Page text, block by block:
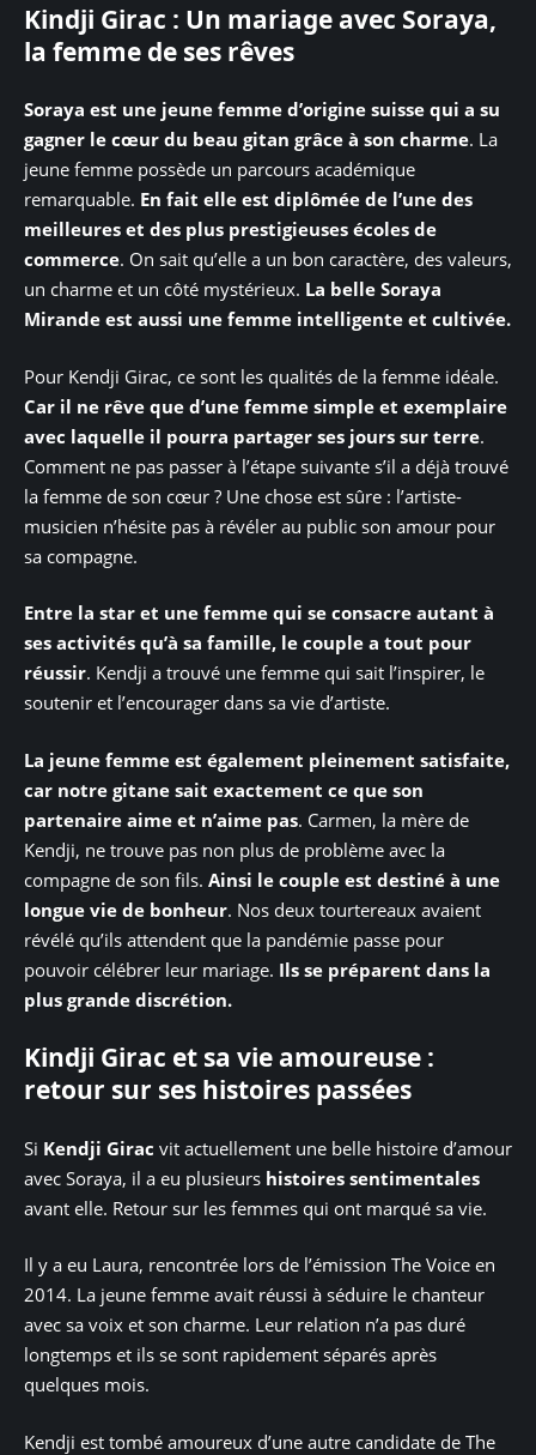
Kindji Girac : Un mariage avec Soraya,
la femme de ses rêves
Soraya est une jeune femme d’origine suisse qui a su
gagner le cœur du beau gitan grâce à son charme. La
jeune femme possède un parcours académique
remarquable. En fait elle est diplômée de l’une des
meilleures et des plus prestigieuses écoles de
commerce. On sait qu’elle a un bon caractère, des valeurs,
un charme et un côté mystérieux. La belle Soraya
Mirande est aussi une femme intelligente et cultivée.
Pour Kendji Girac, ce sont les qualités de la femme idéale.
Car il ne rêve que d’une femme simple et exemplaire
avec laquelle il pourra partager ses jours sur terre.
Comment ne pas passer à l’étape suivante s’il a déjà trouvé
la femme de son cœur ? Une chose est sûre : l’artiste-
musicien n’hésite pas à révéler au public son amour pour
sa compagne.
Entre la star et une femme qui se consacre autant à
ses activités qu’à sa famille, le couple a tout pour
réussir. Kendji a trouvé une femme qui sait l’inspirer, le
soutenir et l’encourager dans sa vie d’artiste.
La jeune femme est également pleinement satisfaite,
car notre gitane sait exactement ce que son
partenaire aime et n’aime pas. Carmen, la mère de
Kendji, ne trouve pas non plus de problème avec la
compagne de son fils. Ainsi le couple est destiné à une
longue vie de bonheur. Nos deux tourtereaux avaient
révélé qu’ils attendent que la pandémie passe pour
pouvoir célébrer leur mariage. Ils se préparent dans la
plus grande discrétion.
Kindji Girac et sa vie amoureuse :
retour sur ses histoires passées
Si Kendji Girac vit actuellement une belle histoire d’amour
avec Soraya, il a eu plusieurs histoires sentimentales
avant elle. Retour sur les femmes qui ont marqué sa vie.
Il y a eu Laura, rencontrée lors de l’émission The Voice en
2014. La jeune femme avait réussi à séduire le chanteur
avec sa voix et son charme. Leur relation n’a pas duré
longtemps et ils se sont rapidement séparés après
quelques mois.
Kendji est tombé amoureux d’une autre candidate de The